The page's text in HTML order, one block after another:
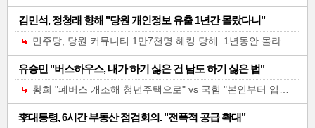
반
기
사-01
김민석, 정청래 향해 "당원 개인정보 유출 1년간 몰랐다니"
민주당, 당원 커뮤니티 1만7천명 해킹 당해. 1년동안 몰라
유승민 "버스하우스, 내가 하기 싫은 건 남도 하기 싫은 법"
李대통령, 6시간 부동산 점검회의. "전폭적 공급 확대"